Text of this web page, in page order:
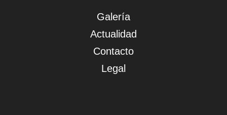
Galería
Actualidad
Contacto
Legal